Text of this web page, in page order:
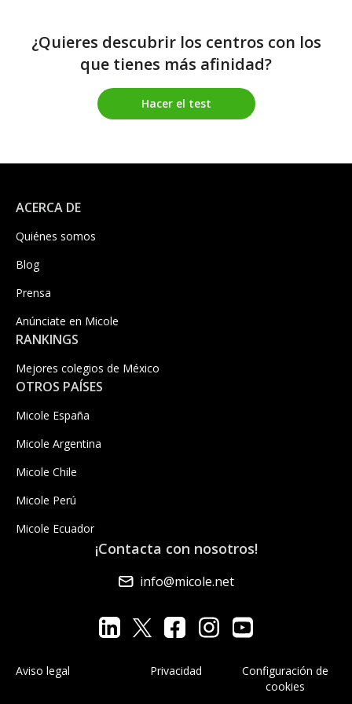
¿Quieres descubrir los centros con los
que tienes más afinidad?
Hacer el test
ACERCA DE
Quiénes somos
Blog
Prensa
Anúnciate en Micole
RANKINGS
Mejores colegios de México
OTROS PAÍSES
Micole España
Micole Argentina
Micole Chile
Micole Perú
Micole Ecuador
¡Contacta con nosotros!
info@micole.net
Aviso legal Privacidad
Configuración de
cookies